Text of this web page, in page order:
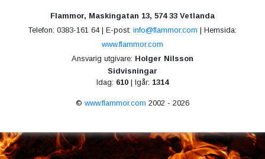
Flammor, Maskingatan 13, 574 33 Vetlanda
Telefon: 0383-161 64 | E-post: info@flammor.com | Hemsida:
www.flammor.com
Ansvarig utgivare: Holger Nilsson
Sidvisningar
Idag: 610 | Igår: 1314
© www.flammor.com 2002 - 2026